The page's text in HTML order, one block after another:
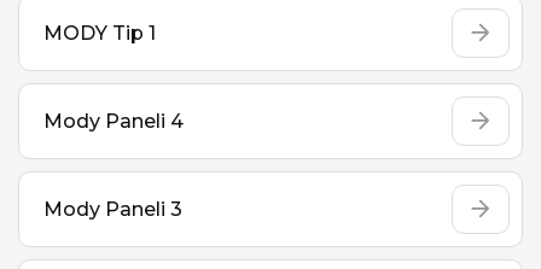
MODY Tip 1
Mody Paneli 4
Mody Paneli 3